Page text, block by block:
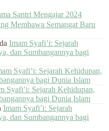
Santri Mengajar 2024
Membawa Semangat Baru
Imam Syafi’i: Sejarah
dan Sumbangannya bagi
Syafi’i: Sejarah Kehidupan,
bagi Dunia Islam
Syafi’i: Sejarah Kehidupan,
bagi Dunia Islam
Imam Syafi’i: Sejarah
dan Sumbangannya bagi